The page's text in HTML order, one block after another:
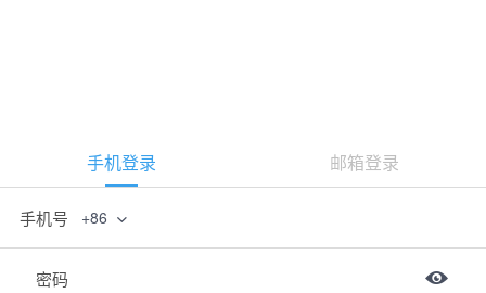
手机登录 邮箱登录
手机号 +86
密码